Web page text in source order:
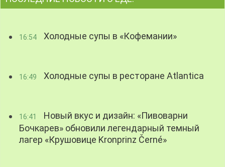
16:54 Холодные супы в «Кофемании»
16:49 Холодные супы в ресторане Atlantica
16:41
Новый вкус и дизайн: «Пивоварни
Бочкарев» обновили легендарный темный
лагер «Крушовице Kronprinz Černé»